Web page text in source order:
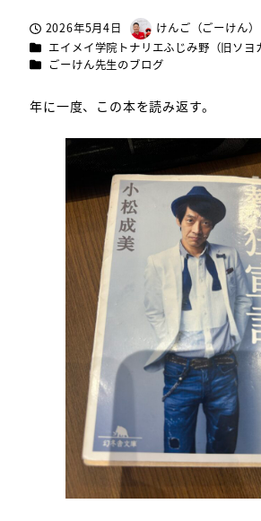
投稿日2026年5月4日
著
者
けんご（ごーけん）
カテゴリー
エイメイ学院トナリエふじみ野（旧ソヨ
カテゴリー
ごーけん先生のブログ
年に一度、この本を読み返す。